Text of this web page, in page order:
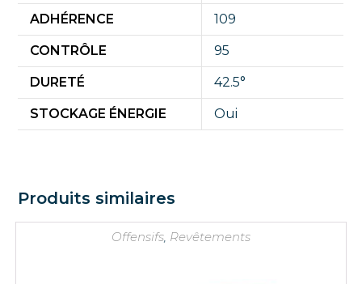
ADHÉRENCE 109
CONTRÔLE 95
DURETÉ 42.5°
STOCKAGE ÉNERGIE Oui
Produits similaires
Offensifs, Revêtements